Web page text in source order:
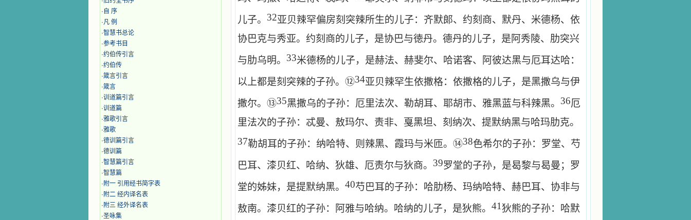
· 自 序
·凡 例
·智慧书总论
·参考书目
·约伯传引言
·约伯传
·箴言引言
·箴言
·训道篇引言
·训道篇
·雅歌引言
·雅歌
·德训篇引言
·德训篇
·智慧篇引言
·智慧篇
· 附一 引用经书简字表
· 附二 经内译名表
· 附三 经外译名表
·圣咏集
儿子。 32亚贝辣罕偏房刻突辣所生的儿子：齐默郞、约刻商、默丹、米德杨、依
协巴克与秀亚。约刻商的儿子，是协巴与徳丹。德丹的儿子，是阿秀陵、肋突兴
与肋乌明。 33米德杨的儿子，是赫法、赫斐尔、哈诺客、阿彼达黑与厄耳达哈：
以上都是刻突辣的子孙。 ⑫34亚贝辣罕生依撒格：依撒格的儿子，是黑撒乌与伊
撒尔。 ⑬35黑撒乌的子孙：厄里法次、勒胡耳、耶胡市、雅黑蓝与科辣黑。 36厄
里法次的子孙：忒曼、敖玛尔、责非、戛黑坦、刻纳次、提默纳黑与哈玛肋克。
37勒胡耳的子孙：纳哈特、则辣黑、霞玛与米匝。 ⑭38色希尔的子孙：罗堂、芍
巴耳、漆贝红、哈纳、狄雄、厄责尔与狄商。 39罗堂的子孙，是曷黎与曷曼；罗
堂的姊妹，是提默纳黑。 40芍巴耳的子孙：哈肋杨、玛纳哈特、赫巴耳、协非与
敖南。漆贝红的子孙：阿雅与哈纳。哈纳的儿子，是狄熊。 41狄熊的子孙：哈默